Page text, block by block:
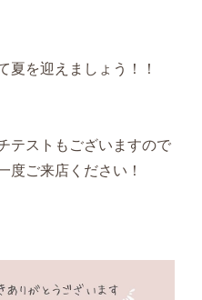
夏を迎えましょう！！
テストもございますので
度ご来店ください！